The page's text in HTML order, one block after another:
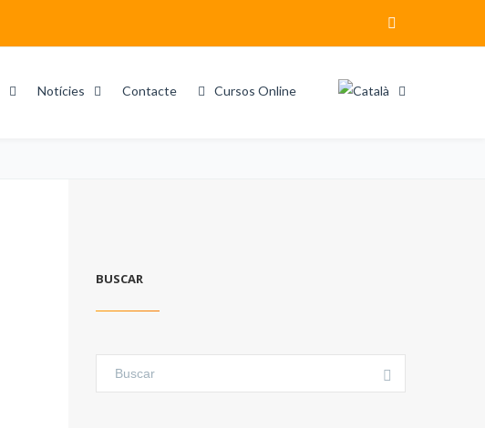
Notícies Contacte Cursos Online
BUSCAR